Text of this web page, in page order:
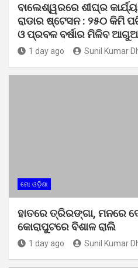
ବାଲେଶ୍ୱରରେ ଶୀଘ୍ର
ରାଡାର ଷ୍ଟେସନ : ୨୫୦ କିମି
ଓ ପ୍ରବଳ ବର୍ଷାର ମିଳିବ
1 day ago Sunil Kumar
ମୋ ଓଡ଼ିଶା
ହାତରେ ତ୍ରିରଙ୍ଗା, ମନରେ
କୋରାପୁଟରେ ବିଶାଳ ରାଲି
1 day ago Sunil Kumar